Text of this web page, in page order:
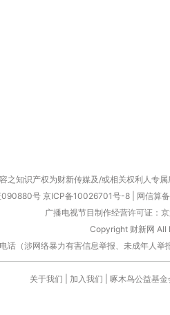
之知识产权为财新传媒及/或相关权利人专
090880号 京ICP备10026701号-8 网信算
广播电视节目制作经营许可证：
Copyright 财新网 All
话（涉网络暴力有害信息举报、未成年
关于我们 加入我们 啄木鸟公益基金